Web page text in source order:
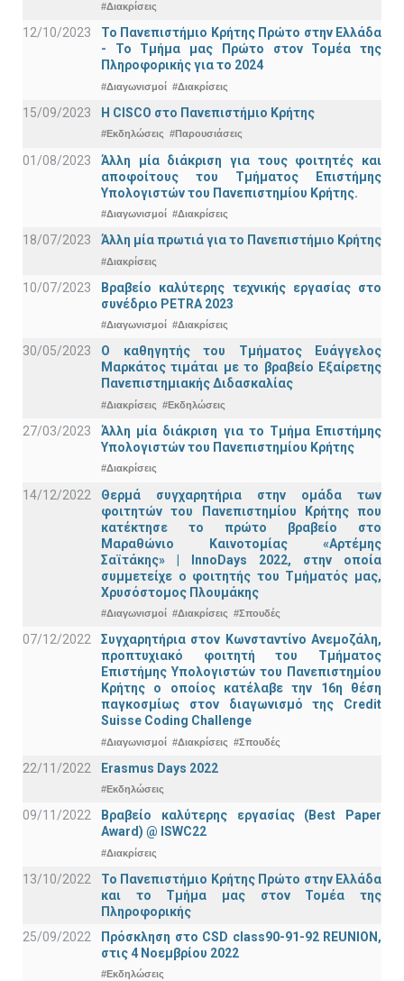
#Διακρίσεις
12/10/2023
Το Πανεπιστήμιο Κρήτης Πρώτο στην Ελλάδα
- Το Τμήμα μας Πρώτο στον Τομέα της
Πληροφορικής για το 2024
#Διαγωνισμοί #Διακρίσεις
15/09/2023 Η CISCO στο Πανεπιστήμιο Κρήτης
#Εκδηλώσεις #Παρουσιάσεις
01/08/2023
Άλλη μία διάκριση για τους φοιτητές και
αποφοίτους του Τμήματος Επιστήμης
Υπολογιστών του Πανεπιστημίου Κρήτης.
#Διαγωνισμοί #Διακρίσεις
18/07/2023 Άλλη μία πρωτιά για το Πανεπιστήμιο Κρήτης
#Διακρίσεις
10/07/2023
Βραβείο καλύτερης τεχνικής εργασίας στο
συνέδριο PETRA 2023
#Διαγωνισμοί #Διακρίσεις
30/05/2023
Ο καθηγητής του Τμήματος Ευάγγελος
Μαρκάτος τιμάται με το βραβείο Εξαίρετης
Πανεπιστημιακής Διδασκαλίας
#Διακρίσεις #Εκδηλώσεις
27/03/2023
Άλλη μία διάκριση για το Τμήμα Επιστήμης
Υπολογιστών του Πανεπιστημίου Κρήτης
#Διακρίσεις
14/12/2022
Θερμά συγχαρητήρια στην ομάδα των
φοιτητών του Πανεπιστημίου Κρήτης που
κατέκτησε το πρώτο βραβείο στο
Μαραθώνιο Καινοτομίας «Αρτέμης
Σαϊτάκης» | InnoDays 2022, στην οποία
συμμετείχε ο φοιτητής του Τμήματός μας,
Χρυσόστομος Πλουμάκης
#Διαγωνισμοί #Διακρίσεις #Σπουδές
07/12/2022
Συγχαρητήρια στον Κωνσταντίνο Ανεμοζάλη,
προπτυχιακό φοιτητή του Τμήματος
Επιστήμης Υπολογιστών του Πανεπιστημίου
Κρήτης ο οποίος κατέλαβε την 16η θέση
παγκοσμίως στον διαγωνισμό της Credit
Suisse Coding Challenge
#Διαγωνισμοί #Διακρίσεις #Σπουδές
22/11/2022 Erasmus Days 2022
#Εκδηλώσεις
09/11/2022
Βραβείο καλύτερης εργασίας (Best Paper
Award) @ ISWC22
#Διακρίσεις
13/10/2022
Το Πανεπιστήμιο Κρήτης Πρώτο στην Ελλάδα
και το Τμήμα μας στον Τομέα της
Πληροφορικής
25/09/2022
Πρόσκληση στο CSD class90-91-92 REUNION,
στις 4 Νοεμβρίου 2022
#Εκδηλώσεις